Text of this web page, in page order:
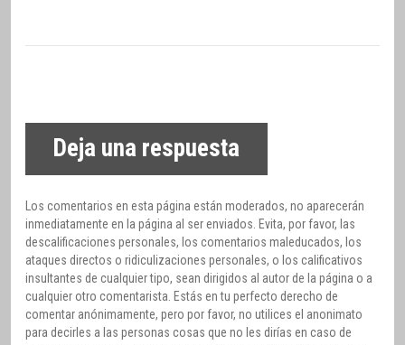
Deja una respuesta
Los comentarios en esta página están moderados, no aparecerán
inmediatamente en la página al ser enviados. Evita, por favor, las
descalificaciones personales, los comentarios maleducados, los
ataques directos o ridiculizaciones personales, o los calificativos
insultantes de cualquier tipo, sean dirigidos al autor de la página o a
cualquier otro comentarista. Estás en tu perfecto derecho de
comentar anónimamente, pero por favor, no utilices el anonimato
para decirles a las personas cosas que no les dirías en caso de